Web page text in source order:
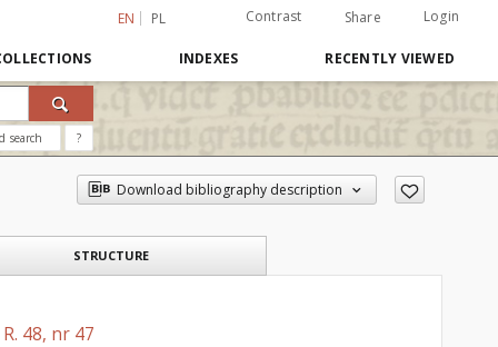
EN PL Contrast Share Login
INDEXES RECENTLY VIEWED
search ?
Download bibliography description
STRUCTURE
48, nr 47